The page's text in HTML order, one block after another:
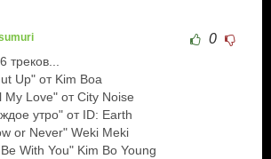
0
треков...
Up" от Kim Boa
My Love" от City Noise
утро" от ID: Earth
or Never" Weki Meki
With You" Kim Bo Young